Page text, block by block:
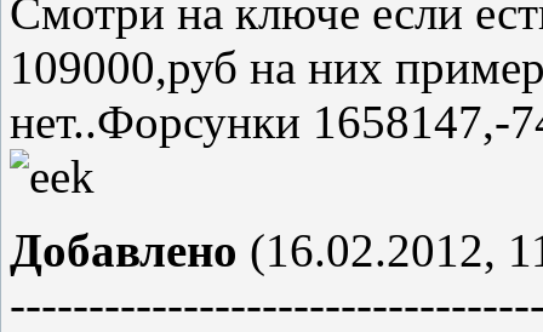
Смотри на ключе если
109000,руб на них
нет..Форсунки 1658147,-
Добавлено (16.02.2012,